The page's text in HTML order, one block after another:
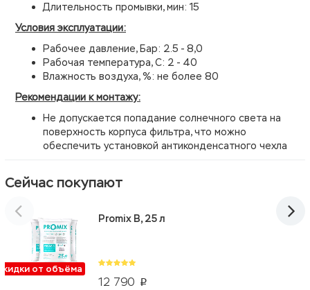
Длительность промывки, мин: 15
Условия эксплуатации:
Рабочее давление, Бар: 2.5 - 8,0
Рабочая температура, С: 2 - 40
Влажность воздуха, %: не более 80
Рекомендации к монтажу:
Не допускается попадание солнечного света на
поверхность корпуса фильтра, что можно
обеспечить установкой антиконденсатного чехла
Сейчас покупают
от объёма
12 790 p
Promix B, 25 л